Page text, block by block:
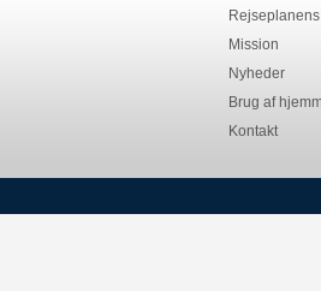
Mission
Nyheder
Brug af
Kontakt